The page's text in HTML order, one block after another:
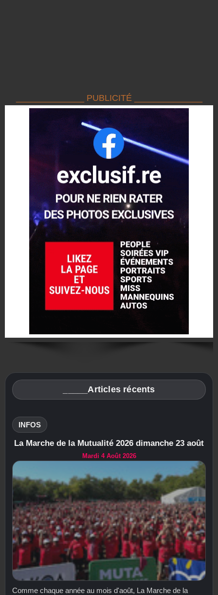
______________ PUBLICITÉ ______________
_____Articles récents
INFOS
La Marche de la Mutualité 2026 dimanche 23 août
Mardi 4 Août 2026
Comme chaque année au mois d'août, La Marche de la